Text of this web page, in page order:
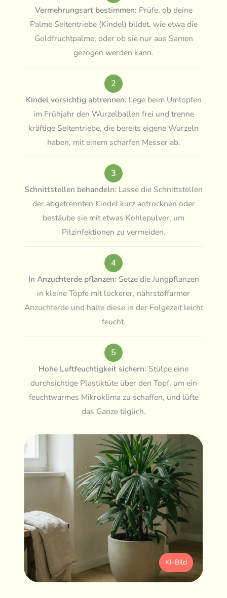
Vermehrungsart bestimmen: Prüfe, ob deine
Palme Seitentriebe (Kindel) bildet, wie etwa die
Goldfruchtpalme, oder ob sie nur aus Samen
gezogen werden kann.
2
Kindel vorsichtig abtrennen: Lege beim Umtopfen
im Frühjahr den Wurzelballen frei und trenne
kräftige Seitentriebe, die bereits eigene Wurzeln
haben, mit einem scharfen Messer ab.
3
Schnittstellen behandeln: Lasse die Schnittstellen
der abgetrennten Kindel kurz antrocknen oder
bestäube sie mit etwas Kohlepulver, um
Pilzinfektionen zu vermeiden.
4
In Anzuchterde pflanzen: Setze die Jungpflanzen
in kleine Töpfe mit lockerer, nährstoffarmer
Anzuchterde und halte diese in der Folgezeit leicht
feucht.
5
Hohe Luftfeuchtigkeit sichern: Stülpe eine
durchsichtige Plastiktüte über den Topf, um ein
feuchtwarmes Mikroklima zu schaffen, und lüfte
das Ganze täglich.
KI-Bild